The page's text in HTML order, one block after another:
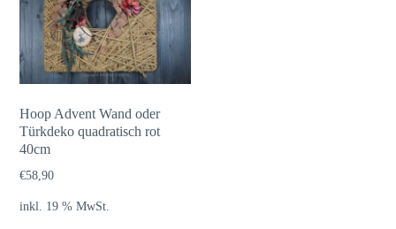
Hoop Advent Wand oder
Türkdeko quadratisch rot
40cm
€58,90
inkl. 19 % MwSt.